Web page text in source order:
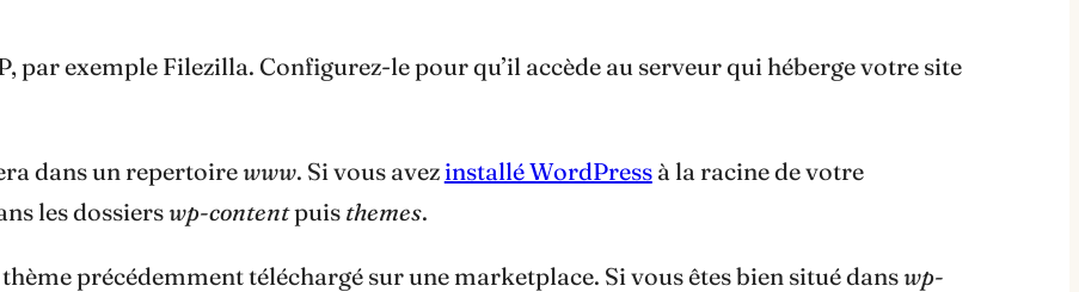
par exemple Filezilla. Configurez-le pour qu’il accède au serveur qui héberge votre site
dans un repertoire www. Si vous avez installé WordPressà la racine de votre
les dossiers wp-contentpuisthemes.
précédemment téléchargé sur une marketplace. Si vous êtes bien situé dans wp-